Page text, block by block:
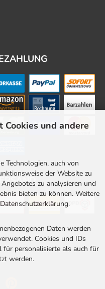
und andere
Technologien, auch von
der Website zu
zu analysieren und
bieten zu können. Weitere
Daten werden
Cookies und IDs
personalisierte als auch für
werden.